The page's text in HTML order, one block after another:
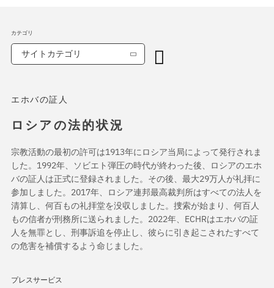
エホバの証人
ロシアの法的状況
宗教活動の最初の許可は1913年にロシア当局によって発行されま
した。1992年、ソビエト弾圧の時代が終わった後、ロシアのエホ
バの証人は正式に登録されました。その後、最大29万人が礼拝に
参加しました。2017年、ロシア連邦最高裁判所はすべての法人を
清算し、何百もの礼拝堂を没収しました。捜索が始まり、何百人
もの信者が刑務所に送られました。2022年、ECHRはエホバの証
人を無罪とし、刑事訴追を停止し、彼らに引き起こされたすべて
の危害を補償するよう命じました。
プレスサービス
カテゴリ
サイトカテゴリ